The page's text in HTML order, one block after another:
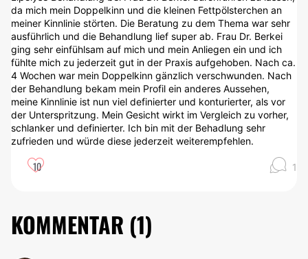
da mich mein Doppelkinn und die kleinen Fettpölsterchen an
meiner Kinnlinie störten. Die Beratung zu dem Thema war sehr
ausführlich und die Behandlung lief super ab. Frau Dr. Berkei
ging sehr einfühlsam auf mich und mein Anliegen ein und ich
fühlte mich zu jederzeit gut in der Praxis aufgehoben. Nach ca.
4 Wochen war mein Doppelkinn gänzlich verschwunden. Nach
der Behandlung bekam mein Profil ein anderes Aussehen,
meine Kinnlinie ist nun viel definierter und konturierter, als vor
der Unterspritzung. Mein Gesicht wirkt im Vergleich zu vorher,
schlanker und definierter. Ich bin mit der Behadlung sehr
zufrieden und würde diese jederzeit weiterempfehlen.
10 1
KOMMENTAR (1)